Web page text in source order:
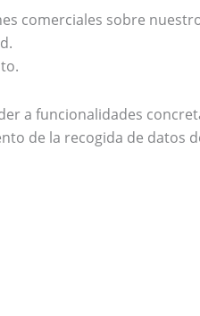
comerciales sobre
a funcionalidades
de la recogida de